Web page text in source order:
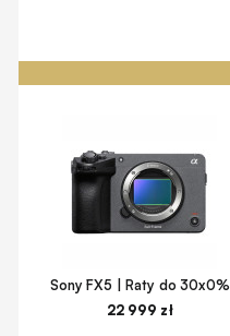
Sony FX5 | Raty do 30x0%
22 999 zł